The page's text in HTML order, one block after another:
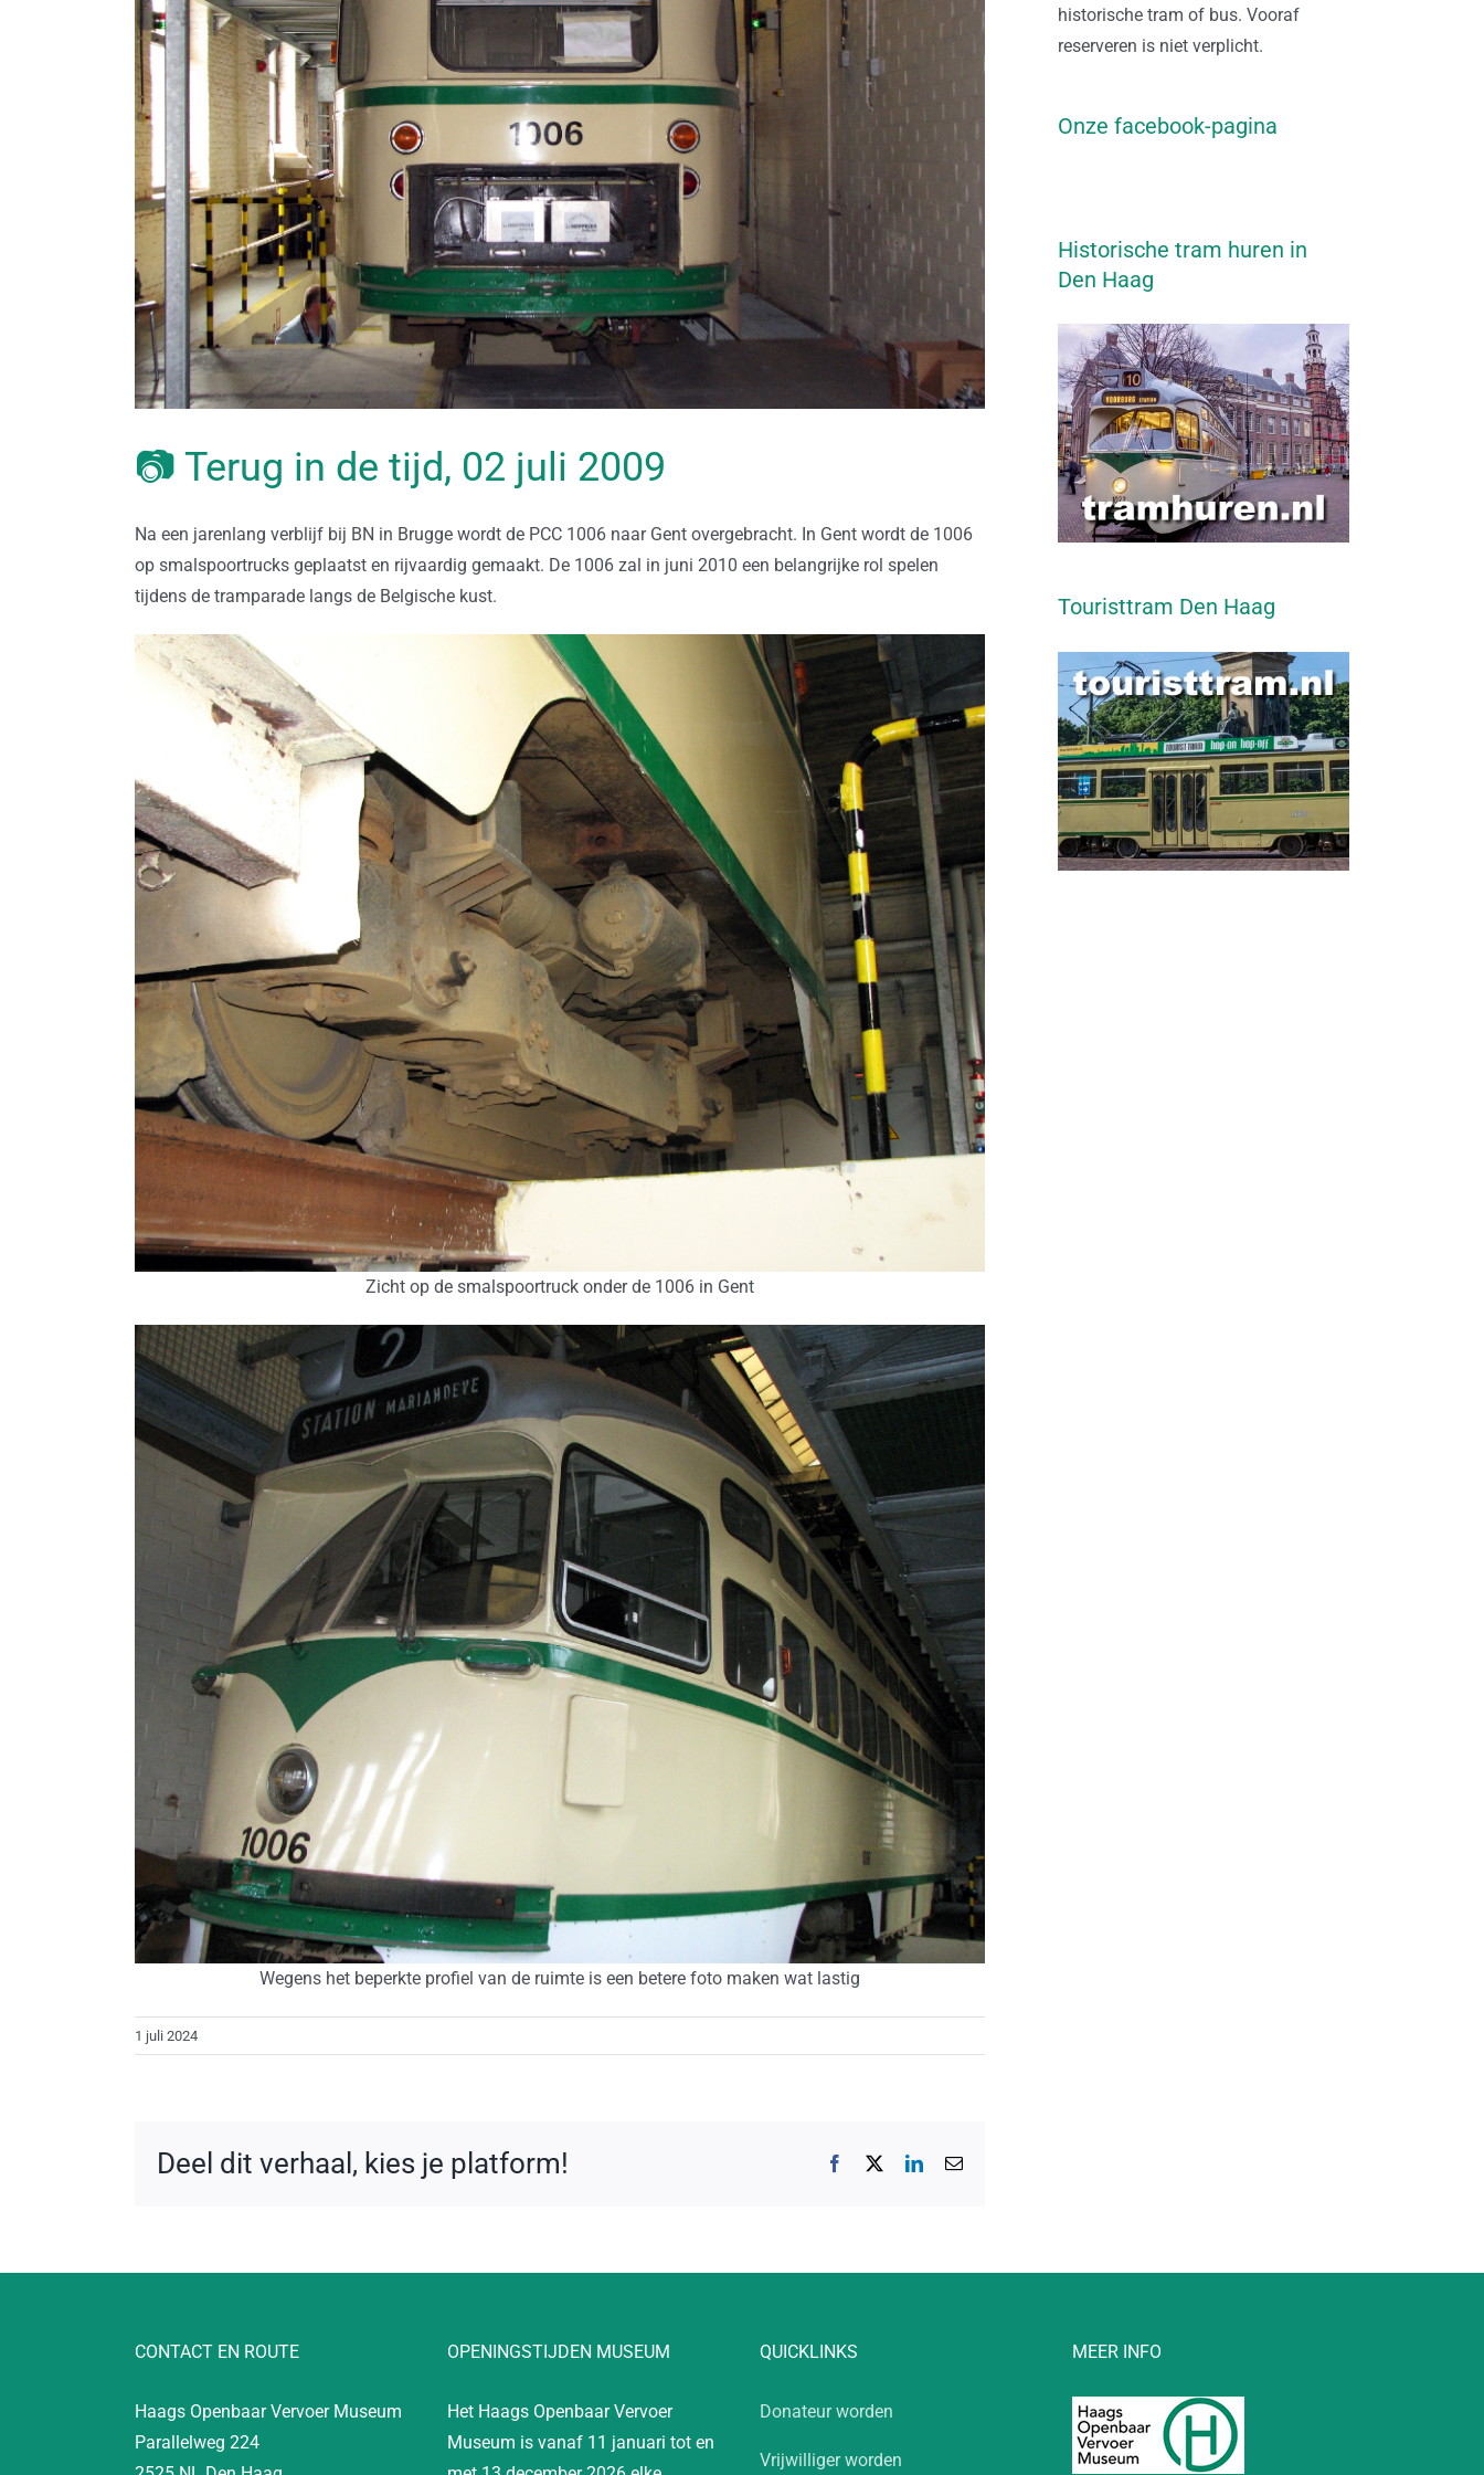
📷 Terug in de tijd, 02 juli 2009
Na een jarenlang verblijf bij BN in Brugge wordt de PCC 1006 naar Gent overgebracht. In Gent wordt de 1006
op smalspoortrucks geplaatst en rijvaardig gemaakt. De 1006 zal in juni 2010 een belangrijke rol spelen
tijdens de tramparade langs de Belgische kust.
Zicht op de smalspoortruck onder de 1006 in Gent
Wegens het beperkte profiel van de ruimte is een betere foto maken wat lastig
1 juli 2024
Deel dit verhaal, kies je platform! Facebook LinkedIn
E-
historische tram of bus. Vooraf
reserveren is niet verplicht.
Onze facebook-pagina
Historische tram huren in
Den Haag
Touristtram Den Haag
CONTACT EN ROUTE
Haags Openbaar Vervoer Museum
Parallelweg 224
OPENINGSTIJDEN MUSEUM
Het Haags Openbaar Vervoer
Museum is vanaf 11 januari tot en
QUICKLINKS
Donateur worden
Vrijwilliger worden
MEER INFO